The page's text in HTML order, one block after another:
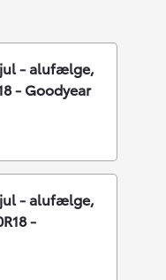
- alufælge,
- Goodyear
- alufælge,
-